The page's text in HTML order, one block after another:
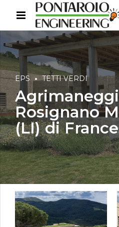
EPS TETTI VERDI
Rosignano
(LI) di